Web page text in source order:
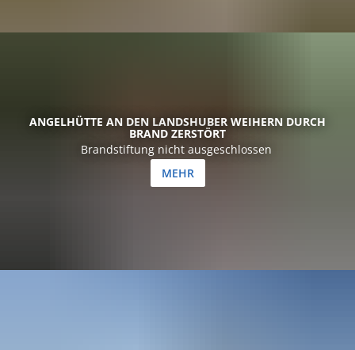
ANGELHÜTTE AN DEN LANDSHUBER WEIHERN DURCH
BRAND ZERSTÖRT
Brandstiftung nicht ausgeschlossen
MEHR